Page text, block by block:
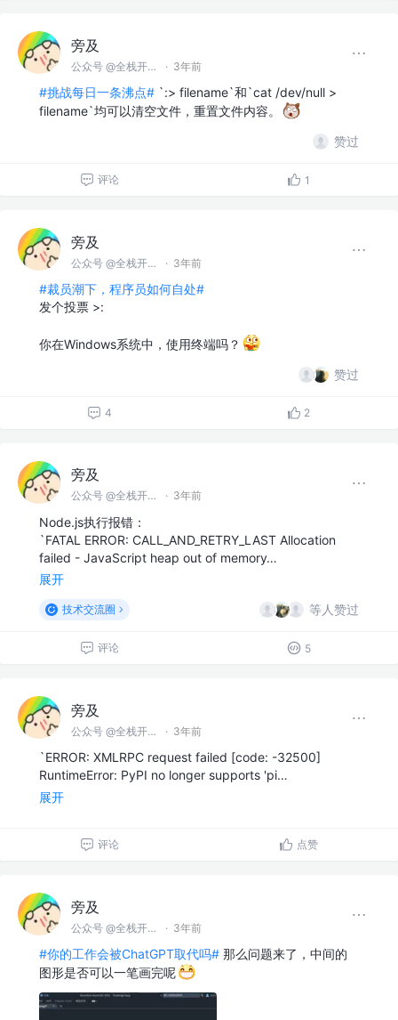
旁及
公众号 @全栈开发师 · 3年前
#挑战每日一条沸点# `:> filename`和`cat /dev/null >
filename`均可以清空文件，重置文件内容。
赞过
评论 1
旁及
公众号 @全栈开发师 · 3年前
#裁员潮下，程序员如何自处#
发个投票 >:
你在Windows系统中，使用终端吗？
赞过
4 2
旁及
公众号 @全栈开发师 · 3年前
Node.js执行报错：
`FATAL ERROR: CALL_AND_RETRY_LAST Allocation
failed - JavaScript heap out of memory…
展开
技术交流圈 等人赞过
评论 5
旁及
公众号 @全栈开发师 · 3年前
`ERROR: XMLRPC request failed [code: -32500]
RuntimeError: PyPI no longer supports 'pi…
展开
评论 点赞
旁及
公众号 @全栈开发师 · 3年前
#你的工作会被ChatGPT取代吗# 那么问题来了，中间的
图形是否可以一笔画完呢